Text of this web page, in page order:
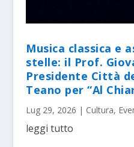
Musica classica e
stelle: il Prof.
Presidente Città
Teano per “Al
Lug 29, 2026 | Cultura,
leggi tutto